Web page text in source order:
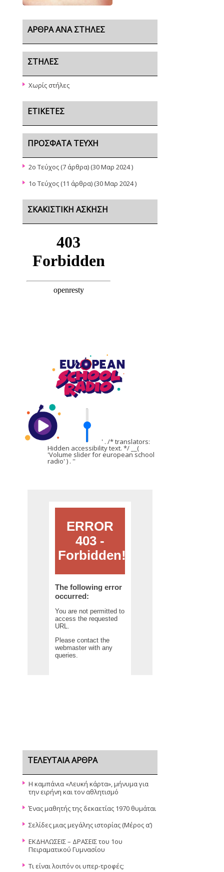
ΆΡΘΡΑ ΑΝΆ ΣΤΉΛΕΣ
ΣΤΉΛΕΣ
Χωρίς στήλες
ΕΤΙΚΈΤΕΣ
ΠΡΌΣΦΑΤΑ ΤΕΎΧΗ
2ο Τεύχος (7 άρθρα) (30 Μαρ 2024 )
1ο Τεύχος (11 άρθρα) (30 Μαρ 2024 )
ΣΚΑΚΙΣΤΙΚΉ ΆΣΚΗΣΗ
' . /* translators:
Hidden accessibility text. */ __(
'Volume slider for european school
radio' ) . ''
ΤΕΛΕΥΤΑΊΑ ΆΡΘΡΑ
Η καμπάνια «Λευκή κάρτα», μήνυμα για
την ειρήνη και τον αθλητισμό
Ένας μαθητής της δεκαετίας 1970 θυμάται
Σελίδες μιας μεγάλης ιστορίας (Μέρος α’)
ΕΚΔΗΛΩΣΕΙΣ – ΔΡΑΣΕΙΣ του 1ου
Πειραματικού Γυμνασίου
Τι είναι λοιπόν οι υπερ-τροφές;